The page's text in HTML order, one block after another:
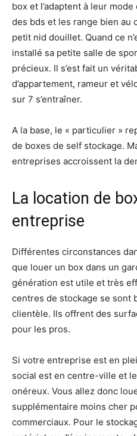
box et l’adaptent à leur
des bds et les range bien au
petit nid douillet. Quand ce
installé sa petite salle de
précieux. Il s’est fait un
d’appartement, rameur et
sur 7 s’entraîner.
A la base, le « particulier »
de boxes de self stockage.
entreprises accroissent la
La location de
entreprise
Différentes circonstances
que louer un box dans un
génération est utile et très
centres de stockage se sont
clientèle. Ils offrent des
pour les pros.
Si votre entreprise est en
social est en centre-ville et
onéreux. Vous allez donc
supplémentaire moins cher
commerciaux. Pour le